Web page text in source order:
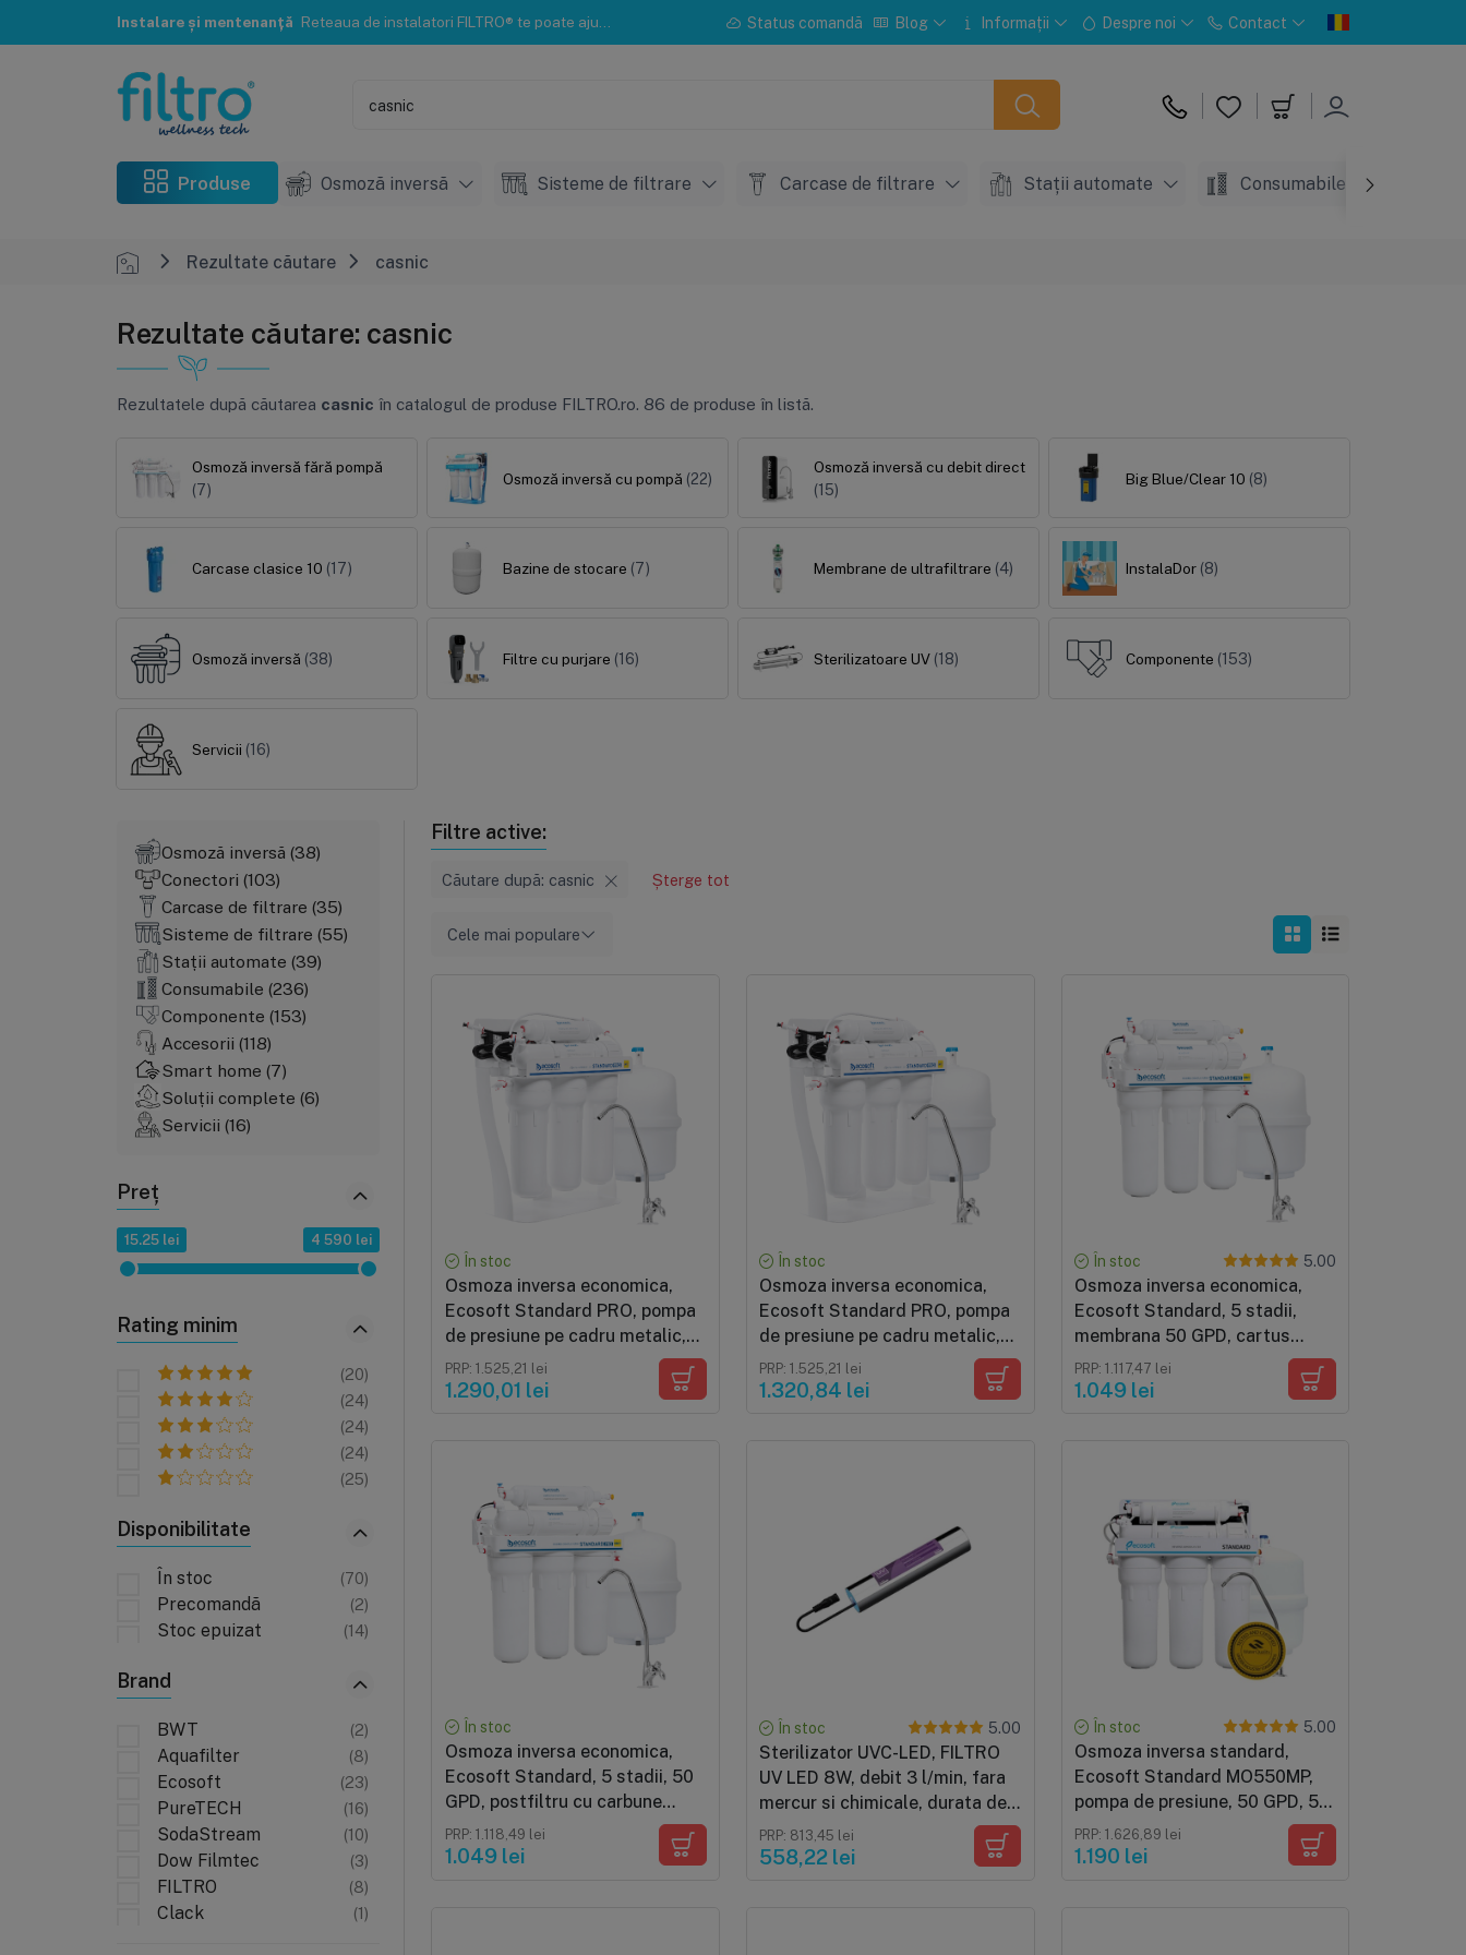
Instalare și mentenanță Reteaua de instalatori FILTRO® te poate ajuta cu instalarea sau mentenanța. Status comandă Blog Informații Despre noi Contact
Produse Osmoză inversă Sisteme de filtrare Carcase de filtrare Stații automate Consumabile
Rezultate căutare casnic
Rezultate căutare: casnic
Rezultatele după căutarea casnic în catalogul de produse FILTRO.ro. 86 de produse în listă.
Osmoză inversă fără pompă
(7)
Osmoză inversă cu pompă (22)
Osmoză inversă cu debit direct
(15)
Big Blue/Clear 10 (8)
Carcase clasice 10 (17) Bazine de stocare (7) Membrane de ultrafiltrare (4) InstalaDor (8)
Osmoză inversă (38) Filtre cu purjare (16) Sterilizatoare UV (18) Componente (153)
Servicii (16)
Osmoză inversă (38)
Conectori (103)
Carcase de filtrare (35)
Sisteme de filtrare (55)
Stații automate (39)
Consumabile (236)
Componente (153)
Accesorii (118)
Smart home (7)
Soluții complete (6)
Servicii (16)
Preț
15.25 lei 4 590 lei
Rating minim
(20)
(24)
(24)
(24)
(25)
Disponibilitate
În stoc (70)
Precomandă (2)
Stoc epuizat (14)
Brand
BWT (2)
Aquafilter (8)
Ecosoft (23)
PureTECH (16)
SodaStream (10)
Dow Filmtec (3)
FILTRO (8)
Clack (1)
Filtre active:
Căutare după: casnic Șterge tot
Cele mai populare
În stoc
Osmoza inversa economica,
Ecosoft Standard PRO, pompa
de presiune pe cadru metalic,
50 GPD, 5 stadii cu
postcarbune
PRP: 1.525,21 lei
1.290,01 lei
În stoc
Osmoza inversa economica,
Ecosoft Standard PRO, pompa
de presiune pe cadru metalic,
50 GPD, 5 stadii cu
mineralizare
PRP: 1.525,21 lei
1.320,84 lei
În stoc 5.00
Osmoza inversa economica,
Ecosoft Standard, 5 stadii,
membrana 50 GPD, cartus
remineralizare
PRP: 1.117,47 lei
1.049 lei
În stoc
Osmoza inversa economica,
Ecosoft Standard, 5 stadii, 50
GPD, postfiltru cu carbune
activat din cocos
PRP: 1.118,49 lei
1.049 lei
În stoc 5.00
Sterilizator UVC-LED, FILTRO
UV LED 8W, debit 3 l/min, fara
mercur si chimicale, durata de
viata 5 ani
PRP: 813,45 lei
558,22 lei
În stoc 5.00
Osmoza inversa standard,
Ecosoft Standard MO550MP,
pompa de presiune, 50 GPD, 5
stadii cu remineralizare
PRP: 1.626,89 lei
1.190 lei